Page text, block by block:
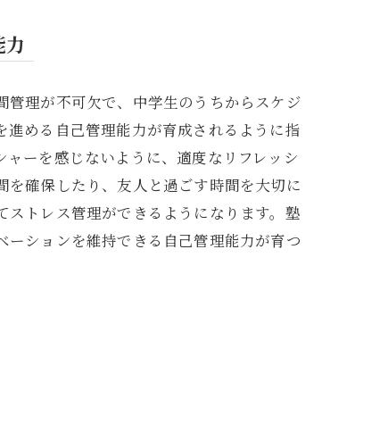
理が不可欠で、中学生のうちからスケジ
める自己管理能力が育成されるように指
ーを感じないように、適度なリフレッシ
確保したり、友人と過ごす時間を大切に
ストレス管理ができるようになります。塾
ションを維持できる自己管理能力が育つ